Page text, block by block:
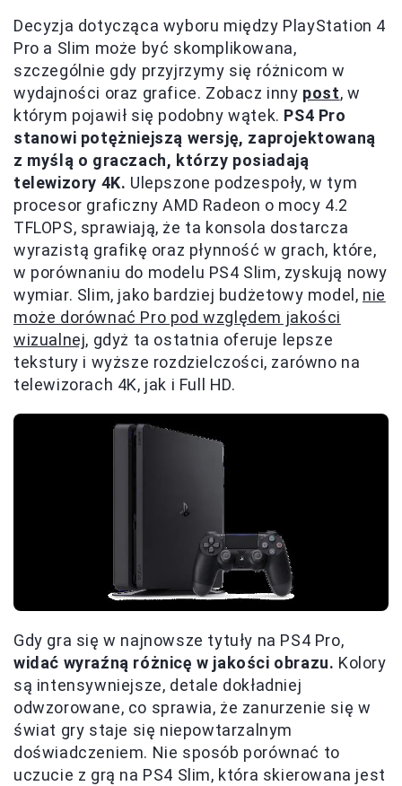
Decyzja dotycząca wyboru między PlayStation 4
Pro a Slim może być skomplikowana,
szczególnie gdy przyjrzymy się różnicom w
wydajności oraz grafice. Zobacz inny post, w
którym pojawił się podobny wątek. PS4 Pro
stanowi potężniejszą wersję, zaprojektowaną
z myślą o graczach, którzy posiadają
telewizory 4K. Ulepszone podzespoły, w tym
procesor graficzny AMD Radeon o mocy 4.2
TFLOPS, sprawiają, że ta konsola dostarcza
wyrazistą grafikę oraz płynność w grach, które,
w porównaniu do modelu PS4 Slim, zyskują nowy
wymiar. Slim, jako bardziej budżetowy model, nie
może dorównać Pro pod względem jakości
wizualnej, gdyż ta ostatnia oferuje lepsze
tekstury i wyższe rozdzielczości, zarówno na
telewizorach 4K, jak i Full HD.
Gdy gra się w najnowsze tytuły na PS4 Pro,
widać wyraźną różnicę w jakości obrazu. Kolory
są intensywniejsze, detale dokładniej
odwzorowane, co sprawia, że zanurzenie się w
świat gry staje się niepowtarzalnym
doświadczeniem. Nie sposób porównać to
uczucie z grą na PS4 Slim, która skierowana jest